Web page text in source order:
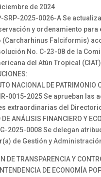
de 2024
SRP-2025-0026-A Se
y ordenamiento para
(Carcharhinus Falciformis)
No. C-23-08 de la
del Atún Tropical (CIAT)
NACIONAL DE PATRIMONIO
0015-2025 Se aprueban las
extraordinarias del
DE ANÁLISIS FINANCIERO Y
2025-0008 Se delegan
de Gestión y
DE TRANSPARENCIA Y
DE ECONOMÍA